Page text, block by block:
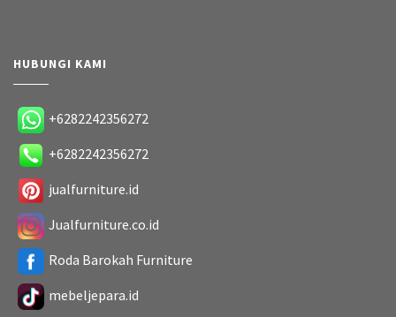
HUBUNGI KAMI
+6282242356272
+6282242356272
jualfurniture.id
Jualfurniture.co.id
Roda Barokah Furniture
mebeljepara.id